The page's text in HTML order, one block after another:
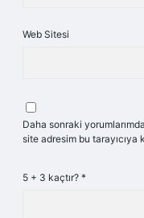
Web Sitesi
Daha sonraki
site adresim bu tarayıcıya
5 + 3 kaçtır? *